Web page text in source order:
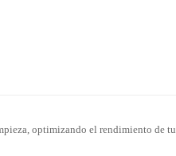
optimizando el rendimiento de tu